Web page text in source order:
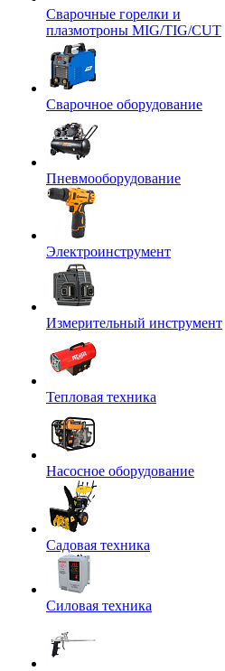
Сварочные горелки и
плазмотроны MIG/TIG/CUT
Сварочное оборудование
Пневмооборудование
Электроинструмент
Измерительный инструмент
Тепловая техника
Насосное оборудование
Садовая техника
Силовая техника